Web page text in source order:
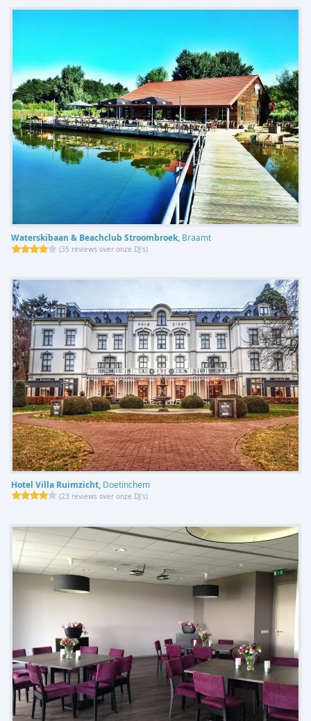
Waterskibaan & Beachclub Stroombroek, Braamt
(35 reviews over onze DJ's)
Hotel Villa Ruimzicht, Doetinchem
(23 reviews over onze DJ's)